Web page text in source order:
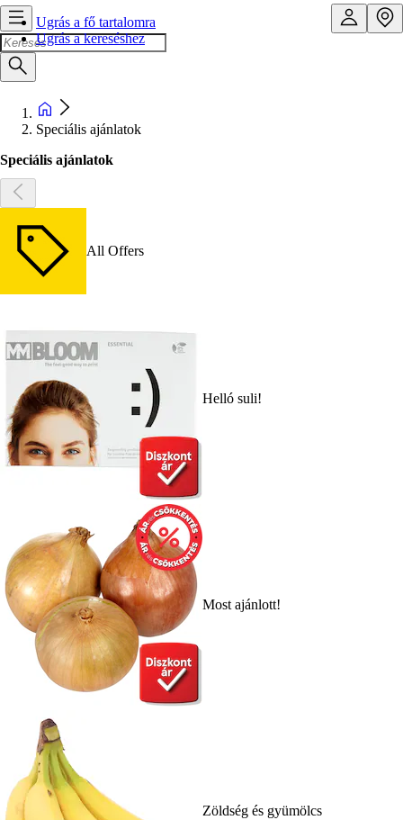
Ugrás a fő tartalomra
Ugrás a kereséshez
Speciális ajánlatok
Speciális ajánlatok
All Offers
Helló suli!
Most ajánlott!
Zöldség és gyümölcs